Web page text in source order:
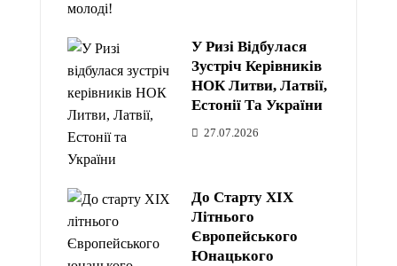
У Ризі Відбулася
Зустріч Керівників
НОК Литви, Латвії,
Естонії Та України
27.07.2026
До Старту XIX
Літнього
Європейського
Юнацького